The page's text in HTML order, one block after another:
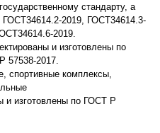
стандарту, а
2019, ГОСТ34614.3-
2019.
и изготовлены по
57538-2017.
спортивные комплексы,
и изготовлены по ГОСТ Р